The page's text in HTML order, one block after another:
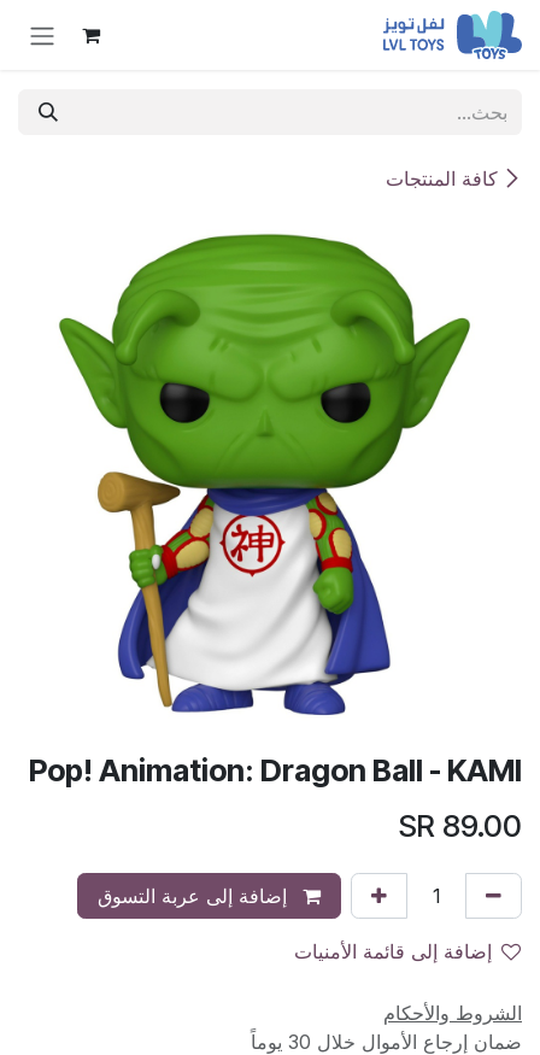
تخطي للذهاب إلى المحتوى
كافة المنتجات
Pop! Animation: Dragon Ball - KAMI
89.00
إضافة إلى عربة التسوق
إضافة إلى قائمة الأمنيات
الشروط والأحكام
ضمان إرجاع الأموال خلال 30 يوماً